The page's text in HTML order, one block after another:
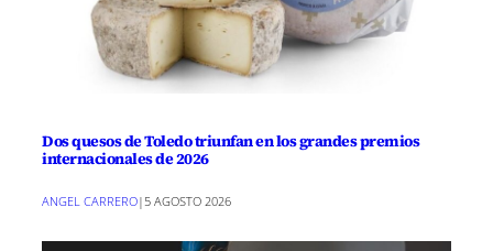
Dos quesos de Toledo triunfan en los grandes premios
internacionales de 2026
ANGEL CARRERO| 5 AGOSTO 2026